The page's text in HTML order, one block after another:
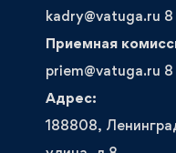
kadry@vatuga.ru
Приемная
priem@vatuga.ru
Адрес:
188808,